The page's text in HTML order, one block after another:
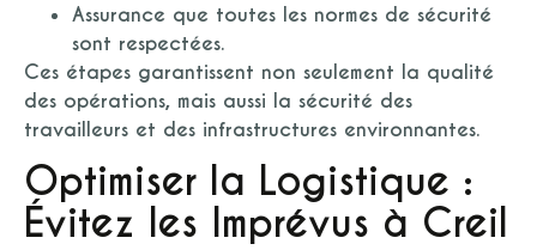
Assurance que toutes les normes de sécurité
sont respectées.
Ces étapes garantissent non seulement la qualité
des opérations, mais aussi la sécurité des
travailleurs et des infrastructures environnantes.
Optimiser la Logistique :
Évitez les Imprévus à Creil